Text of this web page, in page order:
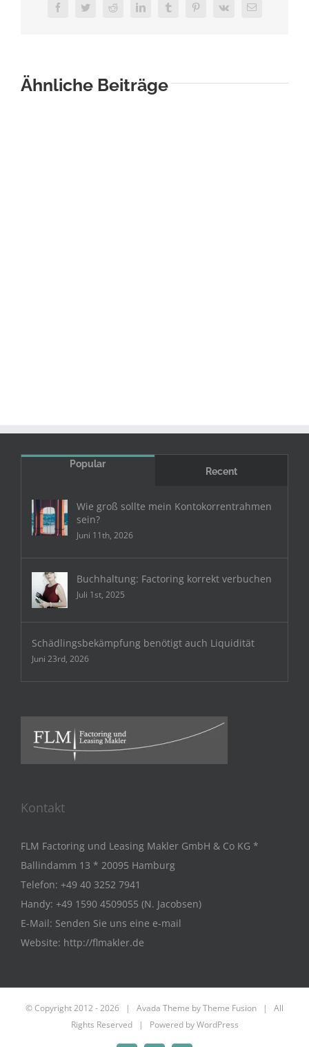
FacebookTwitterReddit LinkedInTumblrPinterest
Vk
E-
Ähnliche Beiträge
Popular
Recent
Wie groß sollte mein Kontokorrentrahmen
sein?
Juni 11th, 2026
Buchhaltung: Factoring korrekt verbuchen
Juli 1st, 2025
Schädlingsbekämpfung benötigt auch Liquidität
Juni 23rd, 2026
Kontakt
FLM Factoring und Leasing Makler GmbH & Co KG *
Ballindamm 13 * 20095 Hamburg
Telefon: +49 40 3252 7941
Handy: +49 1590 4509055 (N. Jacobsen)
E-Mail: Senden Sie uns eine e-mail
Website: http://flmakler.de
© Copyright 2012 -2026 | Avada Theme byTheme Fusion | All
Rights Reserved | Powered byWordPress